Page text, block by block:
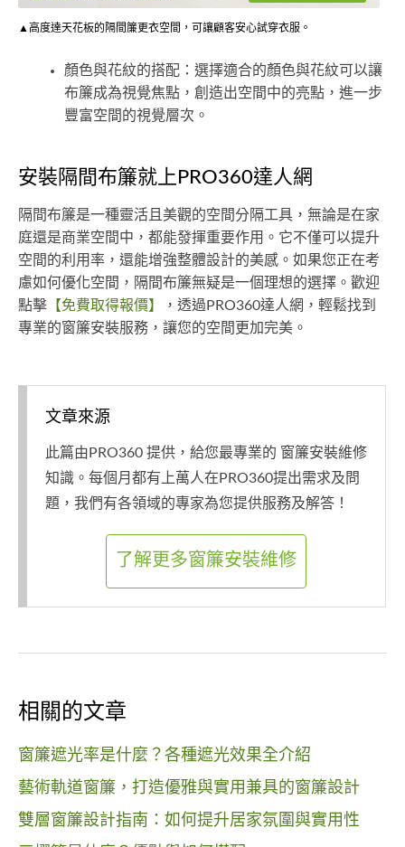
▲高度達天花板的隔間簾更衣空間，可讓顧客安心試穿衣服。
顏色與花紋的搭配：選擇適合的顏色與花紋可以讓
布簾成為視覺焦點，創造出空間中的亮點，進一步
豐富空間的視覺層次。
安裝隔間布簾就上PRO360達人網
隔間布簾是一種靈活且美觀的空間分隔工具，無論是在家
庭還是商業空間中，都能發揮重要作用。它不僅可以提升
空間的利用率，還能增強整體設計的美感。如果您正在考
慮如何優化空間，隔間布簾無疑是一個理想的選擇。歡迎
點擊 【免費取得報價】
，透過PRO360達人網，輕鬆找到
專業的窗簾安裝服務，讓您的空間更加完美。
文章來源
此篇由PRO360 提供，給您最專業的 窗簾安裝維修
知識。每個月都有上萬人在PRO360提出需求及問
題，我們有各領域的專家為您提供服務及解答！
了解更多窗簾安裝維修
相關的文章
窗簾遮光率是什麼？各種遮光效果全介紹
藝術軌道窗簾，打造優雅與實用兼具的窗簾設計
雙層窗簾設計指南：如何提升居家氛圍與實用性